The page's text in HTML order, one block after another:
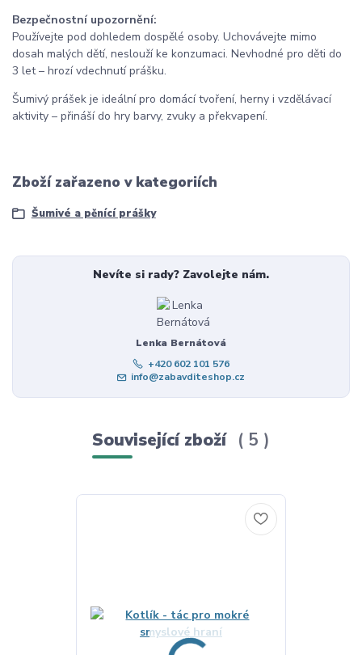
Bezpečnostní upozornění:
Používejte pod dohledem dospělé osoby. Uchovávejte mimo
dosah malých dětí, neslouží ke konzumaci. Nevhodné pro děti do
3 let – hrozí vdechnutí prášku.
Šumivý prášek je ideální pro domácí tvoření, herny i vzdělávací
aktivity – přináší do hry barvy, zvuky a překvapení.
Zboží zařazeno v kategoriích
Šumivé a pěnící prášky
Nevíte si rady? Zavolejte nám.
Lenka Bernátová
+420 602 101 576
info@zabavditeshop.cz
Související zboží 5